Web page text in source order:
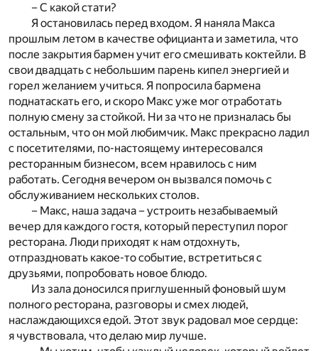
– С какой стати?
Я остановилась перед входом. Я наняла Макса
прошлым летом в качестве официанта и заметила, что
после закрытия бармен учит его смешивать коктейли. В
свои двадцать с небольшим парень кипел энергией и
горел желанием учиться. Я попросила бармена
поднатаскать его, и скоро Макс уже мог отработать
полную смену за стойкой. Ни за что не призналась бы
остальным, что он мой любимчик. Макс прекрасно ладил
с посетителями, по-настоящему интересовался
ресторанным бизнесом, всем нравилось с ним
работать. Сегодня вечером он вызвался помочь с
обслуживанием нескольких столов.
– Макс, наша задача – устроить незабываемый
вечер для каждого гостя, который переступил порог
ресторана. Люди приходят к нам отдохнуть,
отпраздновать какое-то событие, встретиться с
друзьями, попробовать новое блюдо.
Из зала доносился приглушенный фоновый шум
полного ресторана, разговоры и смех людей,
наслаждающихся едой. Этот звук радовал мое сердце:
я чувствовала, что делаю мир лучше.